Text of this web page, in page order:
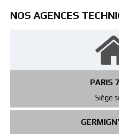
NOS AGENCES
PARIS
Siège